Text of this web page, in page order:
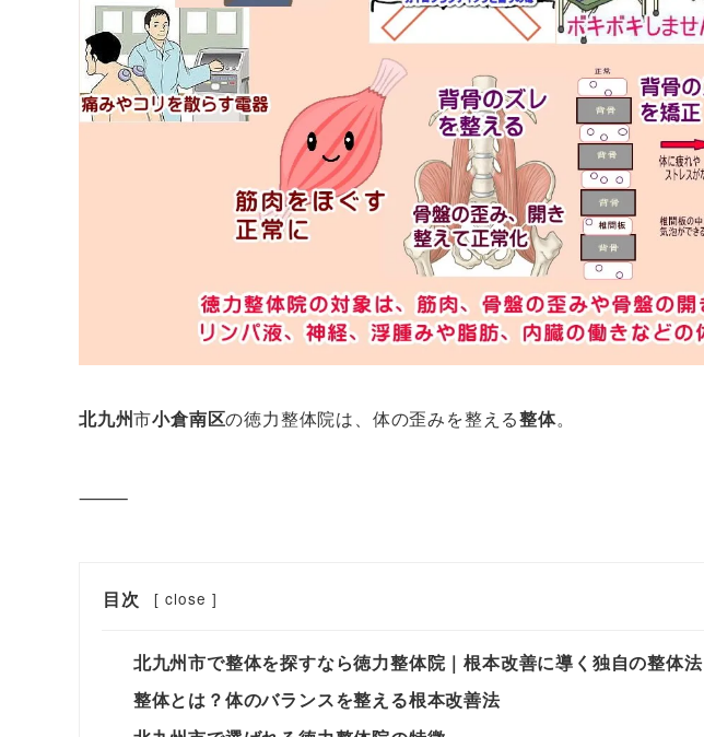
北九州市小倉南区の徳力整体院は、体の歪みを整える整体。
⸻
目次 [ close ]
北九州市で整体を探すなら徳力整体院｜根本改善に導く独自の整体法
整体とは？体のバランスを整える根本改善法